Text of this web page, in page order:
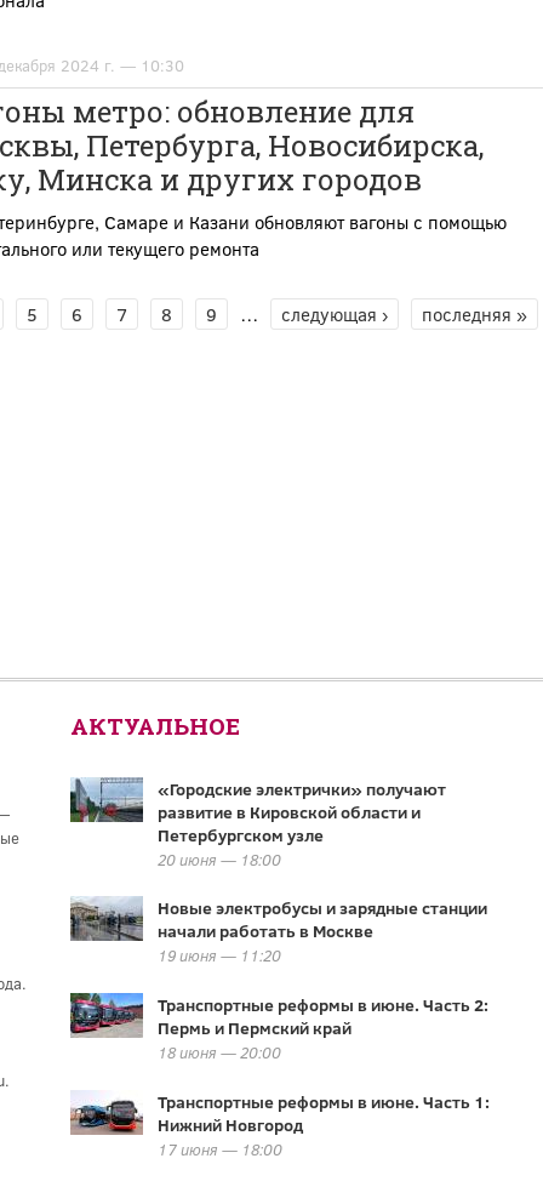
2024 г. — 10:30
метро: обновление для
Петербурга, Новосибирска,
Минска и других городов
Самаре и Казани обновляют вагоны с помощью
или текущего ремонта
5 6 7 8 9 … следующая › последняя »
АКТУАЛЬНОЕ
«Городские электрички» получают
развитие в Кировской области и
Петербургском узле
20 июня — 18:00
Новые электробусы и зарядные станции
начали работать в Москве
19 июня — 11:20
Транспортные реформы в июне. Часть 2:
Пермь и Пермский край
18 июня — 20:00
Транспортные реформы в июне. Часть 1:
Нижний Новгород
17 июня — 18:00